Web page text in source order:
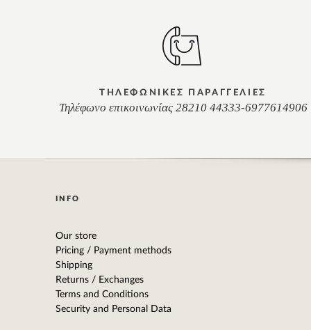
ΤΗΛΕΦΩΝΙΚΕΣ ΠΑΡΑΓΓΕΛΙΕΣ
Τηλέφωνο επικοινωνίας 28210 44333-6977614906
INFO
Our store
Pricing / Payment methods
Shipping
Returns / Exchanges
Terms and Conditions
Security and Personal Data